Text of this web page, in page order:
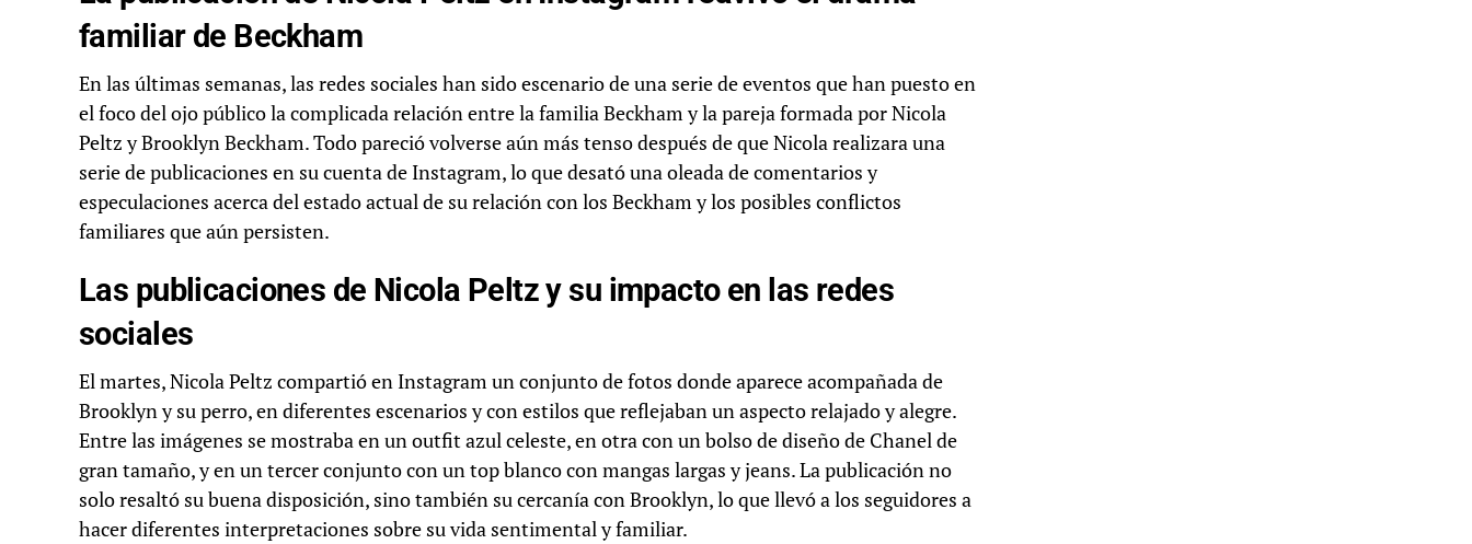
familiar de Beckham
En las últimas semanas, las redes sociales han sido escenario de una serie de eventos que han puesto en
el foco del ojo público la complicada relación entre la familia Beckham y la pareja formada por Nicola
Peltz y Brooklyn Beckham. Todo pareció volverse aún más tenso después de que Nicola realizara una
serie de publicaciones en su cuenta de Instagram, lo que desató una oleada de comentarios y
especulaciones acerca del estado actual de su relación con los Beckham y los posibles conflictos
familiares que aún persisten.
Las publicaciones de Nicola Peltz y su impacto en las redes
sociales
El martes, Nicola Peltz compartió en Instagram un conjunto de fotos donde aparece acompañada de
Brooklyn y su perro, en diferentes escenarios y con estilos que reflejaban un aspecto relajado y alegre.
Entre las imágenes se mostraba en un outfit azul celeste, en otra con un bolso de diseño de Chanel de
gran tamaño, y en un tercer conjunto con un top blanco con mangas largas y jeans. La publicación no
solo resaltó su buena disposición, sino también su cercanía con Brooklyn, lo que llevó a los seguidores a
hacer diferentes interpretaciones sobre su vida sentimental y familiar.